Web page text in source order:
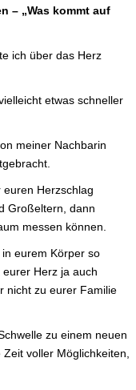
– „Was kommt auf
ich über das Herz
etwas schneller
meiner Nachbarin
Herzschlag
Großeltern, dann
messen können.
eurem Körper so
Herz ja auch
nicht zu eurer Familie
zu einem neuen
voller Möglichkeiten,